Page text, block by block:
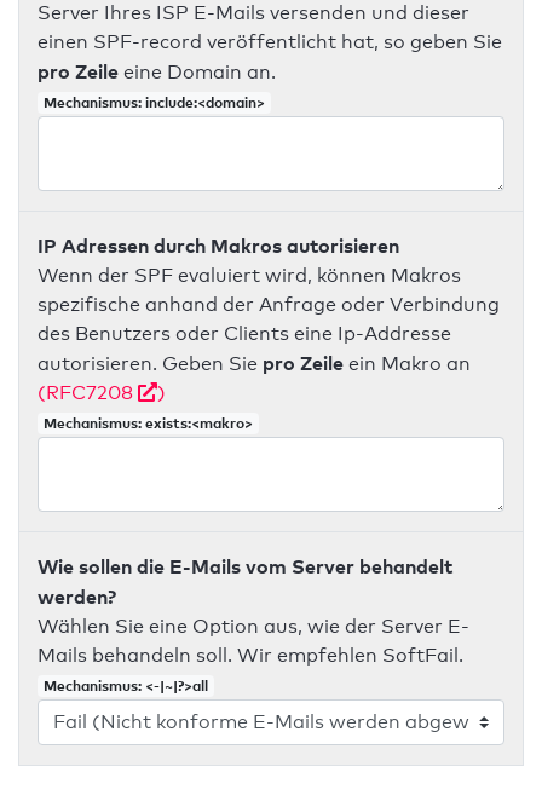
Server Ihres ISP E-Mails versenden und dieser
einen SPF-record veröffentlicht hat, so geben Sie
pro Zeile eine Domain an.
Mechanismus: include:<domain>
IP Adressen durch Makros autorisieren
Wenn der SPF evaluiert wird, können Makros
spezifische anhand der Anfrage oder Verbindung
des Benutzers oder Clients eine Ip-Addresse
autorisieren. Geben Sie pro Zeile ein Makro an
(RFC7208
)
Mechanismus: exists:<makro>
Wie sollen die E-Mails vom Server behandelt
werden?
Wählen Sie eine Option aus, wie der Server E-
Mails behandeln soll. Wir empfehlen SoftFail.
Mechanismus: <-|~|?>all